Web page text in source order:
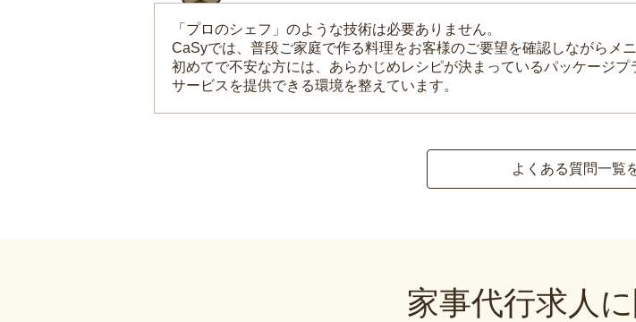
「プロのシェフ」のような技術は必要ありません。
CaSyでは、普段ご家庭で作る料理をお客様のご要望を確認しながらメ
初めてで不安な方には、あらかじめレシピが決まっているパッケージ
サービスを提供できる環境を整えています。
よくある質問一覧
家事代行求人